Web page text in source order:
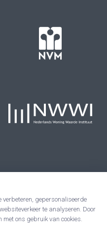
verbeteren, gepersonaliseerde
te analyseren. Door
met ons gebruik van cookies.